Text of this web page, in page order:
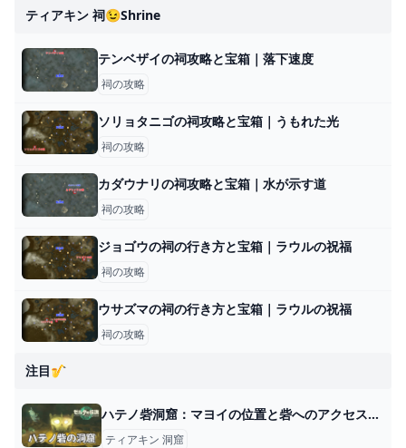
ティアキン 祠😉shrine
テンベザイの祠攻略と宝箱｜落下速度
祠の攻略
ソリョタニゴの祠攻略と宝箱｜うもれた光
祠の攻略
カダウナリの祠攻略と宝箱｜水が示す道
祠の攻略
ジョゴウの祠の行き方と宝箱｜ラウルの祝福
祠の攻略
ウサズマの祠の行き方と宝箱｜ラウルの祝福
祠の攻略
注目🎷
ハテノ砦洞窟：マヨイの位置と砦へのアクセス方法【ティアキン攻略】 とあるゲームブログの軌跡
ティアキン 洞窟